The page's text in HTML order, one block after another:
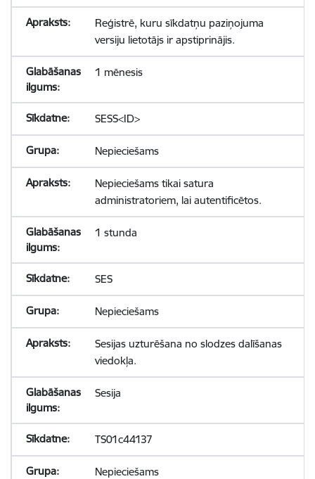
Reģistrē, kuru sīkdatņu paziņojuma
versiju lietotājs ir apstiprinājis.
1 mēnesis
SESS<ID>
Nepieciešams
Nepieciešams tikai satura
administratoriem, lai autentificētos.
1 stunda
SES
Nepieciešams
Sesijas uzturēšana no slodzes dalīšanas
viedokļa.
Sesija
TS01c44137
Nepieciešams